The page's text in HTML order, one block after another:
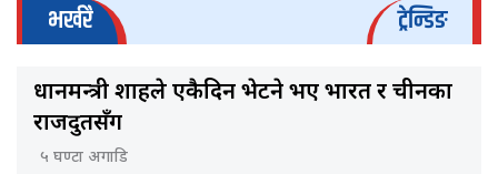
भर्खरै ट्रेन्डिङ
प्रधानमन्त्री शाहले एकैदिन भेटने भए भारत र चीनका
राजदुतसँग
५ घण्टा अगाडि